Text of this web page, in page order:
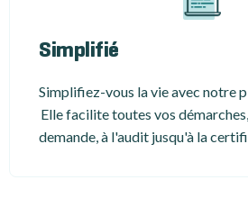
Simplifié
Simplifiez-vous la vie avec notre
Elle facilite toutes vos
demande, à l'audit jusqu'à la